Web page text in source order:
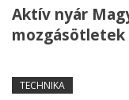
Aktív nyár
mozgásötletek
TECHNIKA